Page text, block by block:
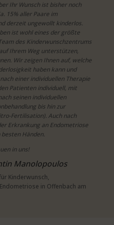
Ihr Wunsch ist bisher noch
15% aller Paare im
derzeit ungewollt kinderlos.
ist wohl eines der größte
des Kinderwunschzentrums
Ihrem Weg unterstützen,
Wir zeigen Ihnen auf, welche
haben kann und
einer individuellen Therapie
Patienten individuell, mit
seinen individuellen
bis hin zur
Fertilisation). Auch nach
Erkrankung an Endometriose
Händen.
in uns!
Manolopoulos
Kinderwunsch,
in Offenbach am